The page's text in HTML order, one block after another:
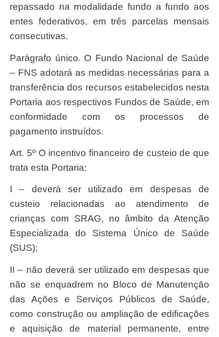
repassado na modalidade fundo a fundo aos
entes federativos, em três parcelas mensais
consecutivas.
Parágrafo único. O Fundo Nacional de Saúde
– FNS adotará as medidas necessárias para a
transferência dos recursos estabelecidos nesta
Portaria aos respectivos Fundos de Saúde, em
conformidade com os processos de
pagamento instruídos.
Art. 5º O incentivo financeiro de custeio de que
trata esta Portaria:
I – deverá ser utilizado em despesas de
custeio relacionadas ao atendimento de
crianças com SRAG, no âmbito da Atenção
Especializada do Sistema Único de Saúde
(SUS);
II – não deverá ser utilizado em despesas que
não se enquadrem no Bloco de Manutenção
das Ações e Serviços Públicos de Saúde,
como construção ou ampliação de edificações
e aquisição de material permanente, entre